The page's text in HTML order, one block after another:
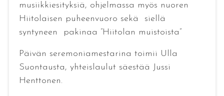
musiikkiesityksiä, ohjelmassa myös nuoren
Hiitolaisen puheenvuoro sekä siellä
syntyneen pakinaa ”Hiitolan muistoista”
Päivän seremoniamestarina toimii Ulla
Suontausta, yhteislaulut säestää Jussi
Henttonen.